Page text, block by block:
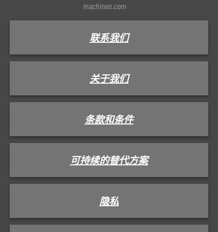
machines.com
联系我们
关于我们
条款和条件
可持续的替代方案
隐私